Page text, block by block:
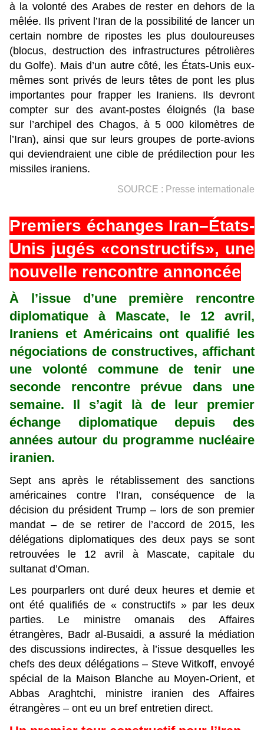
à la volonté des Arabes de rester en dehors de la
mêlée. Ils privent l’Iran de la possibilité de lancer un
certain nombre de ripostes les plus douloureuses
(blocus, destruction des infrastructures pétrolières
du Golfe). Mais d’un autre côté, les États-Unis eux-
mêmes sont privés de leurs têtes de pont les plus
importantes pour frapper les Iraniens. Ils devront
compter sur des avant-postes éloignés (la base
sur l’archipel des Chagos, à 5 000 kilomètres de
l’Iran), ainsi que sur leurs groupes de porte-avions
qui deviendraient une cible de prédilection pour les
missiles iraniens.
SOURCE : Presse internationale
Premiers échanges Iran–États-
Unis jugés «constructifs», une
nouvelle rencontre annoncée
À l’issue d’une première rencontre
diplomatique à Mascate, le 12 avril,
Iraniens et Américains ont qualifié les
négociations de constructives, affichant
une volonté commune de tenir une
seconde rencontre prévue dans une
semaine. Il s’agit là de leur premier
échange diplomatique depuis des
années autour du programme nucléaire
iranien.
Sept ans après le rétablissement des sanctions
américaines contre l’Iran, conséquence de la
décision du président Trump – lors de son premier
mandat – de se retirer de l’accord de 2015, les
délégations diplomatiques des deux pays se sont
retrouvées le 12 avril à Mascate, capitale du
sultanat d’Oman.
Les pourparlers ont duré deux heures et demie et
ont été qualifiés de « constructifs » par les deux
parties. Le ministre omanais des Affaires
étrangères, Badr al-Busaidi, a assuré la médiation
des discussions indirectes, à l’issue desquelles les
chefs des deux délégations – Steve Witkoff, envoyé
spécial de la Maison Blanche au Moyen-Orient, et
Abbas Araghtchi, ministre iranien des Affaires
étrangères – ont eu un bref entretien direct.